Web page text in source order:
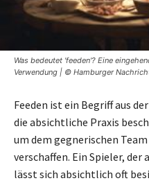
Was bedeutet 'feeden'? Eine
Verwendung | © Hamburger
Feeden ist ein Begriff aus
die absichtliche Praxis
um dem gegnerischen
verschaffen. Ein Spieler, der
lässt sich absichtlich oft